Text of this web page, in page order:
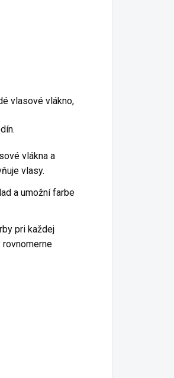
vlasové vlákno,
vlákna a
vlasy.
a umožní farbe
pri každej